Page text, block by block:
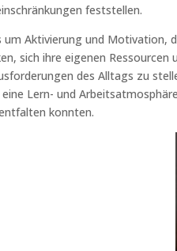
feststellen.
um Aktivierung und Motivation,
sich ihre eigenen
des Alltags zu
Lern- und
konnten.